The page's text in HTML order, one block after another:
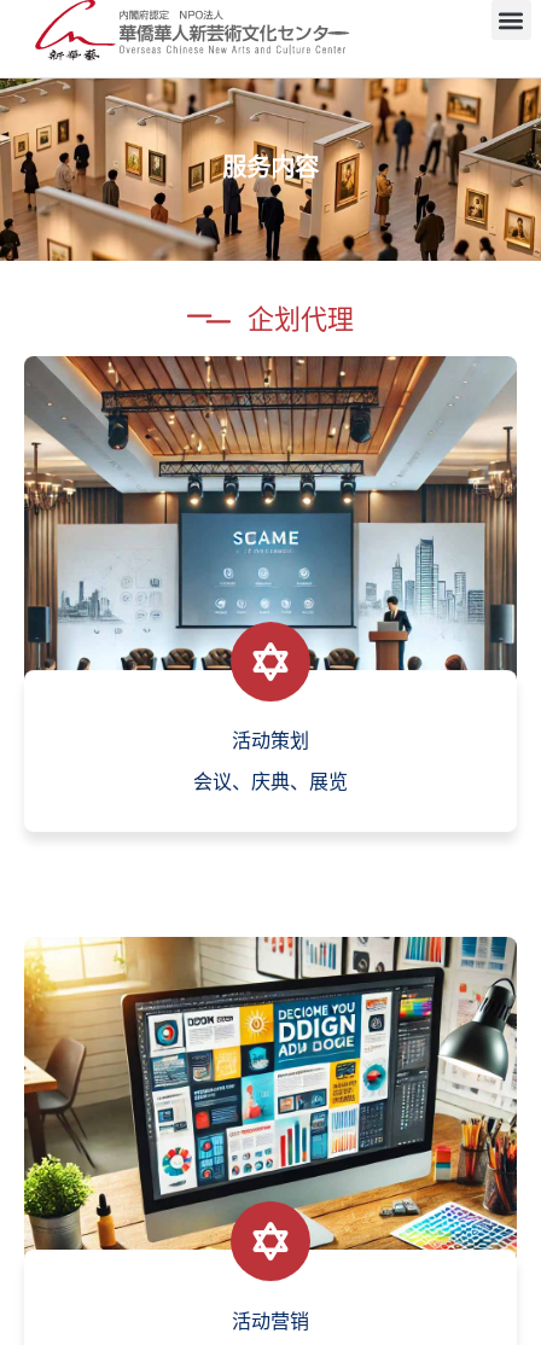
至
内
容
服务内容
企划代理
活动策划
会议、庆典、展览
活动营销